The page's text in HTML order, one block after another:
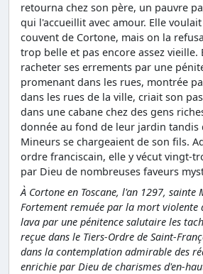
retourna chez son père, un pauvre
qui l'accueillit avec amour. Elle
couvent de Cortone, mais on la
trop belle et pas encore assez vieille.
racheter ses errements par une
promenant dans les rues, montrée
dans les rues de la ville, criait son
dans une cabane chez des gens
donnée au fond de leur jardin tandis
Mineurs se chargeaient de son fils.
ordre franciscain, elle y vécut vingt-
par Dieu de nombreuses faveurs
À Cortone en Toscane, l'an 1297, sainte
Fortement remuée par la mort violente
lava par une pénitence salutaire les
reçue dans le Tiers-Ordre de Saint-
dans la contemplation admirable des
enrichie par Dieu de charismes d'en-